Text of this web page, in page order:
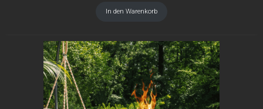
In den Warenkorb